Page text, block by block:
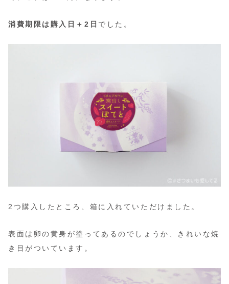
消費期限は購入日＋2日 でした。
2つ購入したところ、箱に入れていただけました。
表面は卵の黄身が塗ってあるのでしょうか、きれいな焼
き目がついています。